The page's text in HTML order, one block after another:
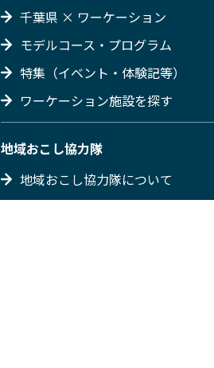
千葉県 × ワーケーション
モデルコース・プログラム
特集（イベント・体験記等）
ワーケーション施設を探す
地域おこし協力隊
地域おこし協力隊について